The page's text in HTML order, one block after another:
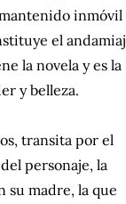
inmóvil
el
la novela y es la
y belleza.
transita por el
personaje, la
su madre, la que